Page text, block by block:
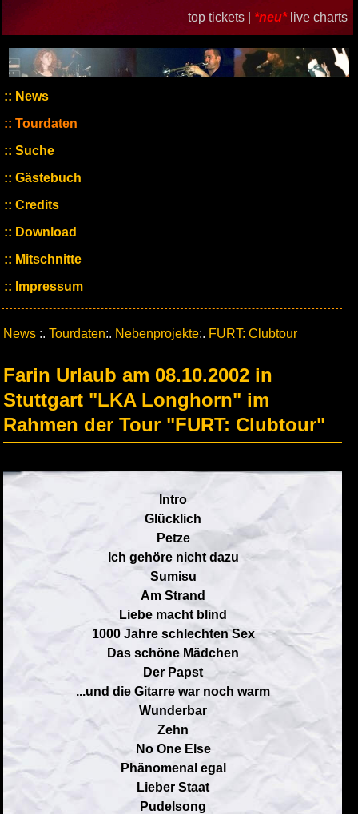
top tickets | *neu* live charts
News
Tourdaten
Suche
Gästebuch
Credits
Download
Mitschnitte
Impressum
News :. Tourdaten:. Nebenprojekte:. FURT: Clubtour
Farin Urlaub am 08.10.2002 in
Stuttgart "LKA Longhorn" im
Rahmen der Tour "FURT: Clubtour"
Intro
Glücklich
Petze
Ich gehöre nicht dazu
Sumisu
Am Strand
Liebe macht blind
1000 Jahre schlechten Sex
Das schöne Mädchen
Der Papst
...und die Gitarre war noch warm
Wunderbar
Zehn
No One Else
Phänomenal egal
Lieber Staat
Pudelsong